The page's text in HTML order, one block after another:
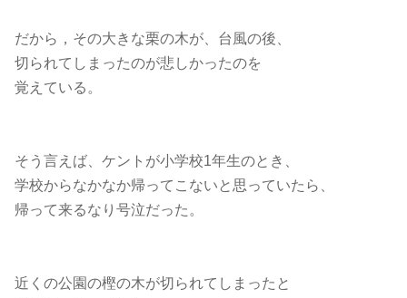
だから，その大きな栗の木が、台風の後、
切られてしまったのが悲しかったのを
覚えている。
そう言えば、ケントが小学校1年生のとき、
学校からなかなか帰ってこないと思っていたら、
帰って来るなり号泣だった。
近くの公園の樫の木が切られてしまったと